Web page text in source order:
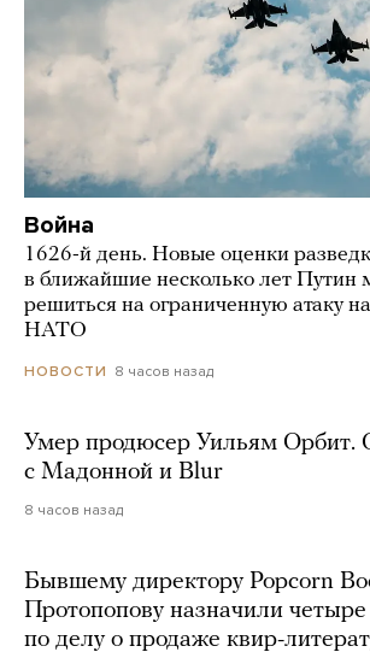
Война
1626-й день. Новые оценки
в ближайшие несколько лет Путин
решиться на ограниченную атаку
НАТО
НОВОСТИ 8 часов назад
Умер продюсер Уильям Орбит.
с Мадонной и Blur
8 часов назад
Бывшему директору Popcorn
Протопопову назначили четыре
по делу о продаже квир-